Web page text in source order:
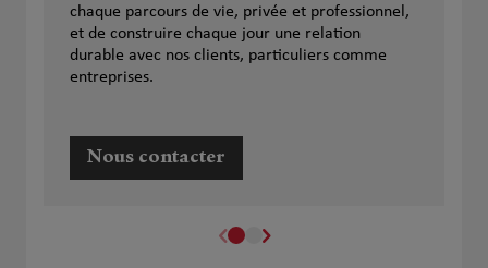
chaque parcours de vie, privée et professionnel,
et de construire chaque jour une relation
durable avec nos clients, particuliers comme
entreprises.
Nous contacter